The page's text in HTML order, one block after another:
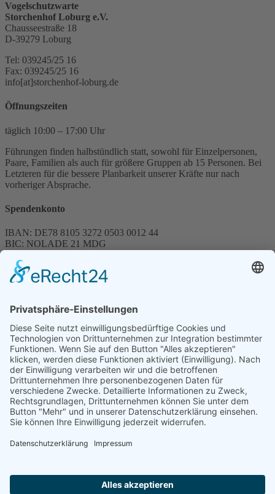
Vogelschutzwarte
Storchenhof Loburg e.V.
Chausseestraße 18
D-39279 Loburg
Tel: 039245/25 16
Fax: 039245/25 16
info[at]storchenhof-loburg.de
Öffnungszeiten
täglich 10:00 – 17:00 Uhr
Führungen finden halbstündlich statt, sowohl für Einzelpersonen,
Paare, Familien als auch für größere Gruppen ab 15 Personen. Bei
Letzteren für die bessere Planbarkeit unserer Kräfte nur nach
vorheriger Absprache.
Spendenkonto
IBAN: DE78 8105 3272 0503 0012 44
BIC: NOLADE 21 MDG
Spenden können steuerlich abgesetzt werden
Förderung
© 1987 – 2025
Storchenhof Loburg e.V.
Alle Rechte vorbehalten.
Cookie-Einstellungen
Navigation überspringen
Impressum
Haftungsausschluss